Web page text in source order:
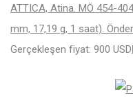
ATTICA, Atina. MÖ 454-
mm, 17,19 g, 1 saat).
Gerçekleşen fiyat: 900 USD